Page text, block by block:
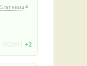
5 лет назад #
+2